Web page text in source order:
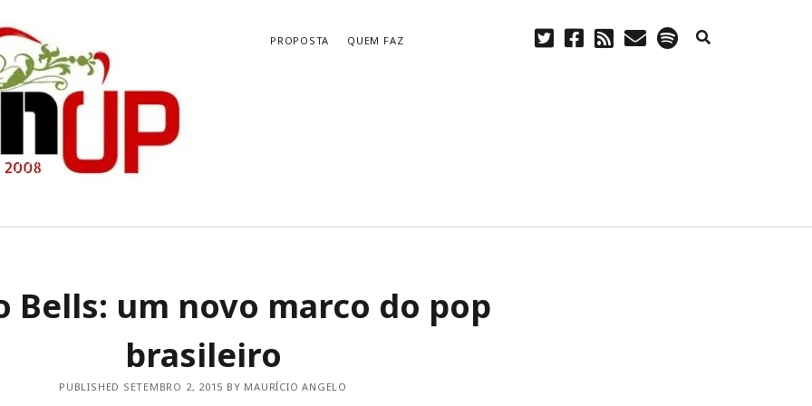
PROPOSTA QUEM FAZ twitterfacebook
rssemailspotify
DISCOS DESTE SÉCULO – 2000
discos, shows, filmes, série e livro
Arquivos
Bells: um novo marco do pop
brasileiro
PUBLISHED SETEMBRO 2, 2015 BY MAURÍCIO ANGELO